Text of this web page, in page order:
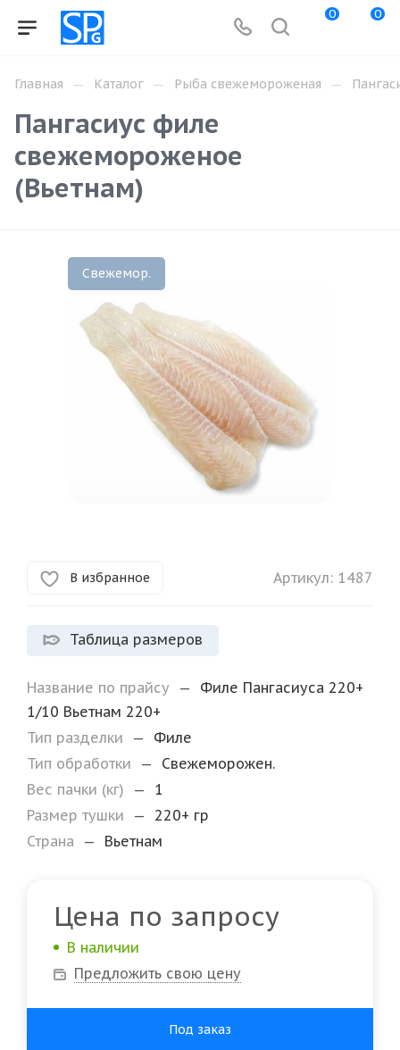
0 0
Главная — Каталог — Рыба свежемороженая —
Пангасиус филе
свежемороженое
(Вьетнам)
Свежемор.
В избранное Артикул: 1487
Таблица размеров
Название по прайсу —
Филе Пангасиуса 220+
1/10 Вьетнам 220+
Тип разделки
—
Филе
Тип обработки
—
Свежеморожен.
Вес пачки (кг)
—
1
Размер тушки
— 220+ гр
Страна
— Вьетнам
Цена по запросу
В наличии
Предложить свою цену
Под заказ